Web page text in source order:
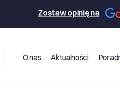
Zostaw opinię na
O nas Aktualności